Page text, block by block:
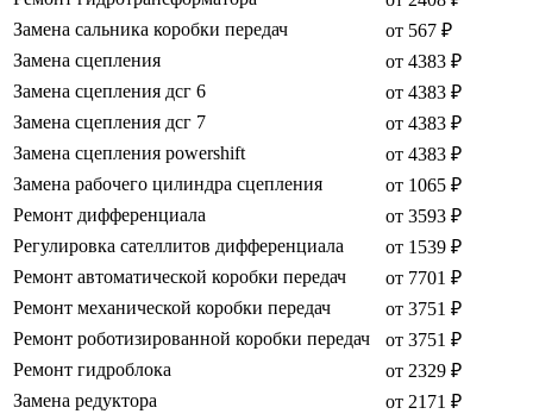
Замена сальника коробки передач
от 567 ₽
Замена сцепления
от 4383 ₽
Замена сцепления дсг 6
от 4383 ₽
Замена сцепления дсг 7
от 4383 ₽
Замена сцепления powershift
от 4383 ₽
Замена рабочего цилиндра сцепления
от 1065 ₽
Ремонт дифференциала
от 3593 ₽
Регулировка сателлитов дифференциала
от 1539 ₽
Ремонт автоматической коробки передач
от 7701 ₽
Ремонт механической коробки передач
от 3751 ₽
Ремонт роботизированной коробки передач
от 3751 ₽
Ремонт гидроблока
от 2329 ₽
Замена редуктора
от 2171 ₽